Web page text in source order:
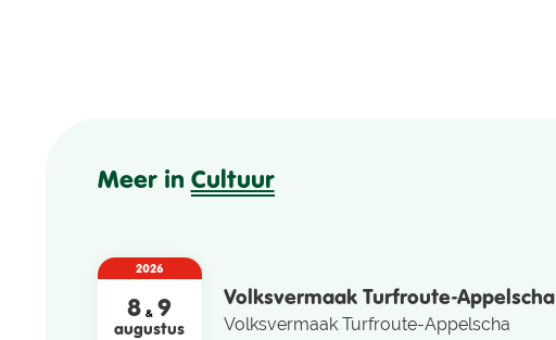
Meer in Cultuur
2026
8 & 9
augustus
Volksvermaak Turfroute-Appelscha
Volksvermaak Turfroute-Appelscha